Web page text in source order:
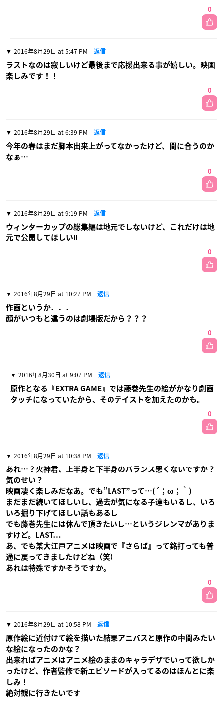
0
2016年8月29日 at 5:47 PM 返信
ラストなのは寂しいけど最後まで応援出来る事が嬉しい。映画
楽しみです！！
0
2016年8月29日 at 6:39 PM 返信
今年の春はまだ脚本出来上がってなかったけど、間に合うのか
なぁ…
0
2016年8月29日 at 9:19 PM 返信
ウィンターカップの総集編は地元でしないけど、これだけは地
元で公開してほしい‼︎
0
2016年8月29日 at 10:27 PM 返信
作画というか．．．
顔がいつもと違うのは劇場版だから？？？
0
2016年8月30日 at 9:07 PM 返信
原作となる『EXTRA GAME』では藤巻先生の絵がかなり劇画
タッチになっていたから、そのテイストを加えたのかも。
0
2016年8月29日 at 10:38 PM 返信
あれ…？火神君、上半身と下半身のバランス悪くないですか？
気のせい？
映画凄く楽しみだなあ。でも”LAST”って…(´；ω；｀)
まだまだ続いてほしいし、過去が気になる子達もいるし、いろ
いろ掘り下げてほしい話もあるし
でも藤巻先生には休んで頂きたいし…というジレンマがありま
すけど。LAST…
あ、でも某大江戸アニメは映画で『さらば』って銘打っても普
通に戻ってきましたけどね（笑）
あれは特殊ですかそうですか。
0
2016年8月29日 at 10:58 PM 返信
原作絵に近付けて絵を描いた結果アニバスと原作の中間みたい
な絵になったのかな？
出来ればアニメはアニメ絵のままのキャラデザでいって欲しか
ったけど、作者監修で新エピソードが入ってるのはほんとに楽
しみ！
絶対観に行きたいです